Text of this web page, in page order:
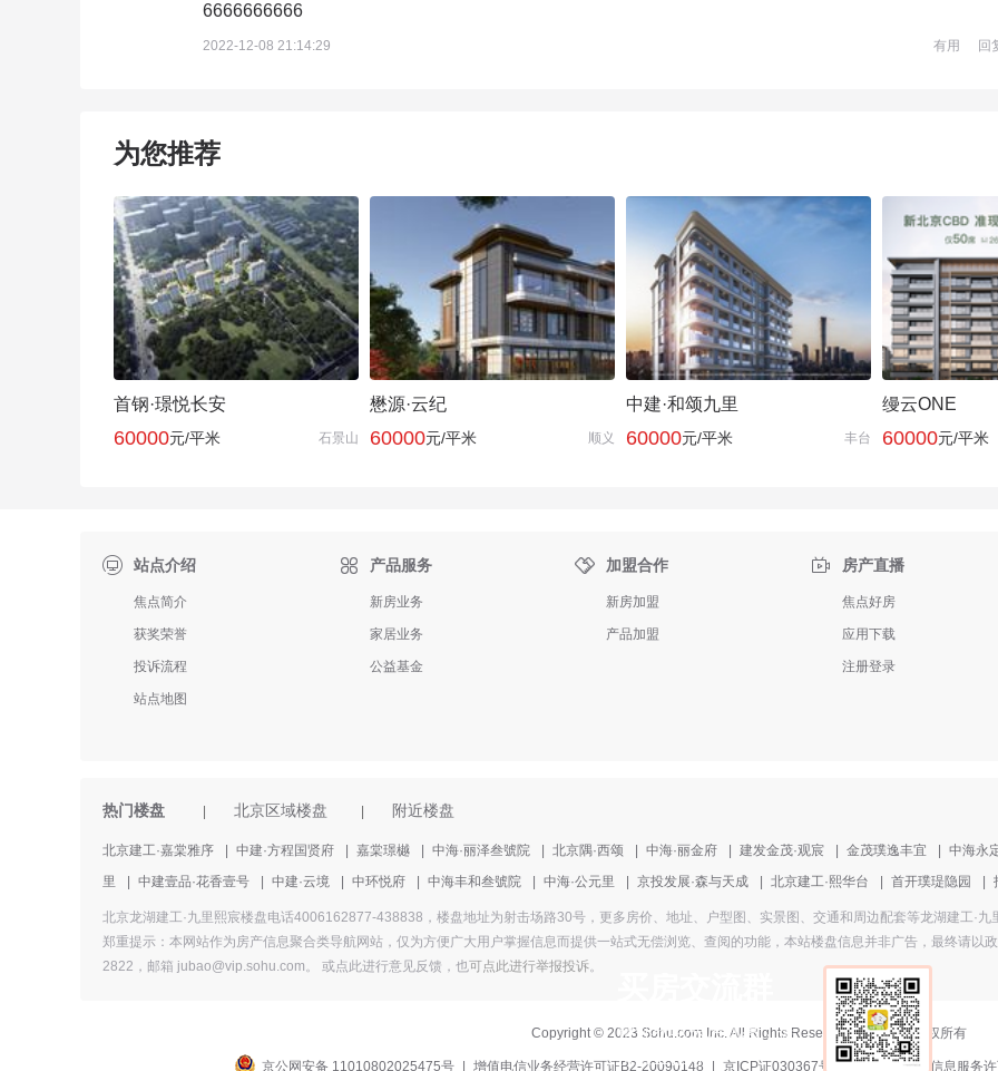
6666666666
2022-12-08 21:14:29 有用 回
为您推荐
首钢·璟悦长安
60000元/平米 石景山
懋源·云纪
60000元/平米 顺义
中建·和颂九里
60000元/平米 丰台
缦云ONE
60000元/平米
站点介绍
焦点简介
获奖荣誉
投诉流程
站点地图
 产品服务
新房业务
家居业务
公益基金
 加盟合作
新房加盟
产品加盟
 房产直播
焦点好房
应用下载
注册登录
热门楼盘 北京区域楼盘 附近楼盘
北京建工·嘉棠雅序 中建·方程国贤府 嘉棠璟樾 中海·丽泽叁號院 北京隅·西颂 中海·丽金府 建发金茂·观宸 金茂璞逸丰宜 中海永
里
中建壹品·花香壹号 中建·云境 中环悦府 中海丰和叁號院 中海·公元里 京投发展·森与天成 北京建工·熙华台 首开璞瑅隐园
北京龙湖建工·九里熙宸楼盘电话4006162877-438838，楼盘地址为射击场路30号，更多房价、地址、户型图、实景图、交通和周边配套等龙湖建工·九
郑重提示：本网站作为房产信息聚合类导航网站，仅为方便广大用户掌握信息而提供一站式无偿浏览、查阅的功能，本站楼盘信息并非广告，最终请以
2822，邮箱 jubao@vip.sohu.com。 或点此进行意见反馈， 也可点此进行举报投诉。
Copyright©2023 Sohu.com Inc. All Rights Reserved. 搜狐公司版权所有
京公网安备 11010802025475号 增值电信业务经营许可证B2-20090148 京ICP证030367号-5 | 互联网新闻信息服务
帮你获取买房优惠，提
供置业指导